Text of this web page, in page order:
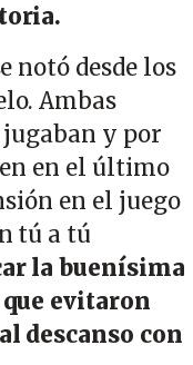
notó desde los
Ambas
y por
en el último
en el juego
tú a tú
la buenísima
evitaron
descanso con